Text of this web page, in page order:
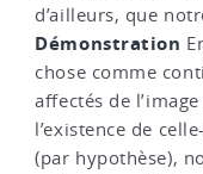
d’ailleurs, que
Démonstration
chose comme
affectés de
l’existence de
(par hypothèse),